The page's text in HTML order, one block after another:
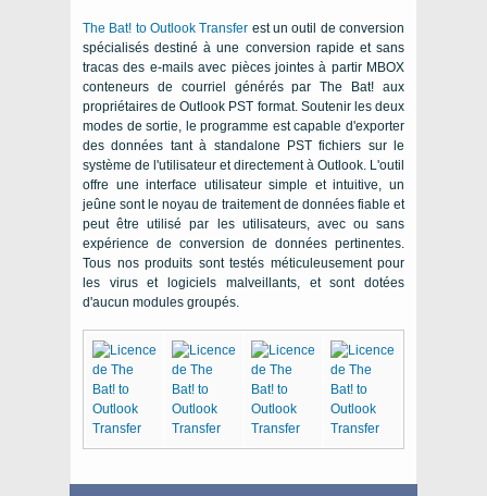
The Bat! to Outlook Transfer est un outil de conversion
spécialisés destiné à une conversion rapide et sans
tracas des e-mails avec pièces jointes à partir MBOX
conteneurs de courriel générés parThe Bat! aux
propriétaires de Outlook PST format. Soutenir les deux
modes de sortie, le programme est capable d'exporter
des données tant à standalone
PSTfichiers sur le
système de l'utilisateur et directement à Outlook. L'outil
offre une interface utilisateur simple et intuitive, un
jeûne sont le noyau de traitement de données fiable et
peut être utilisé par les utilisateurs, avec ou sans
expérience de conversion de données pertinentes.
Tous nos produits sont testés méticuleusement pour
les virus et logiciels malveillants, et sont dotées
d'aucun modules groupés.